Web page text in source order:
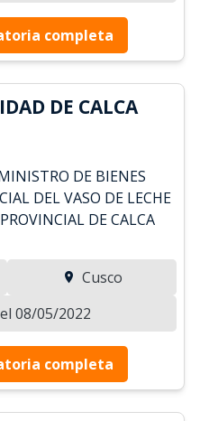
completa
DE CALCA
DE BIENES
DEL VASO DE LECHE
DE CALCA
Cusco
08/05/2022
completa